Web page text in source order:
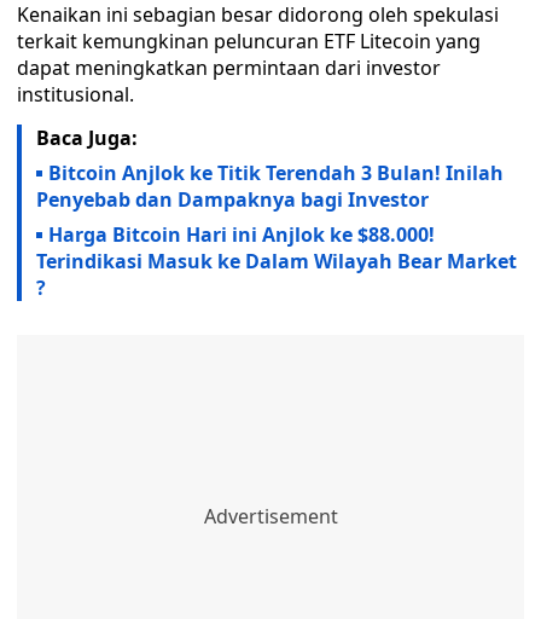
Kenaikan ini sebagian besar didorong oleh spekulasi
terkait kemungkinan peluncuran ETF Litecoin yang
dapat meningkatkan permintaan dari investor
institusional.
Baca Juga:
Bitcoin Anjlok ke Titik Terendah 3 Bulan! Inilah
Penyebab dan Dampaknya bagi Investor
Harga Bitcoin Hari ini Anjlok ke $88.000!
Terindikasi Masuk ke Dalam Wilayah Bear Market
?